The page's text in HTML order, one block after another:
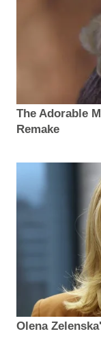
The Adorable
Remake
Olena